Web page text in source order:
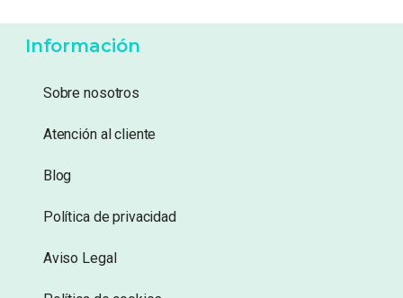
Información
Sobre nosotros
Atención al cliente
Blog
Política de privacidad
Aviso Legal